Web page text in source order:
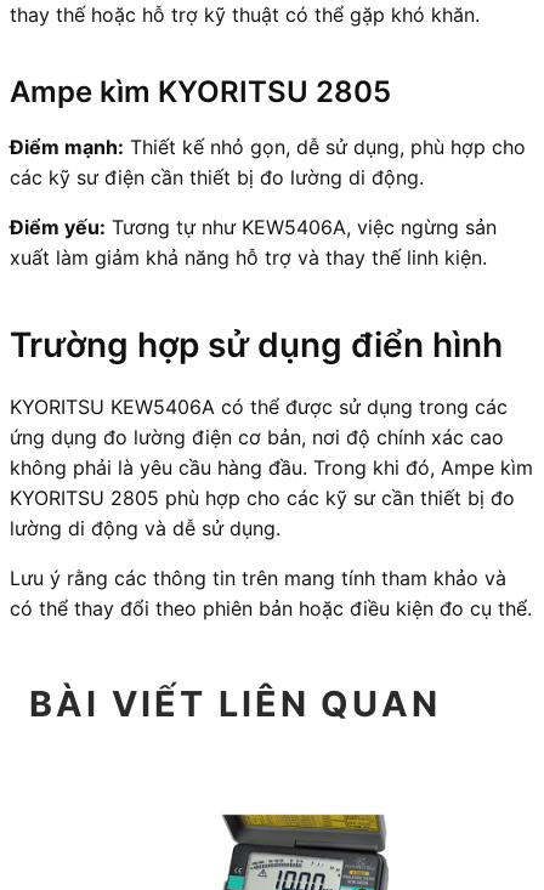
thay thế hoặc hỗ trợ kỹ thuật có thể gặp khó khăn.
Ampe kìm KYORITSU 2805
Điểm mạnh: Thiết kế nhỏ gọn, dễ sử dụng, phù hợp cho
các kỹ sư điện cần thiết bị đo lường di động.
Điểm yếu: Tương tự như KEW5406A, việc ngừng sản
xuất làm giảm khả năng hỗ trợ và thay thế linh kiện.
Trường hợp sử dụng điển hình
KYORITSU KEW5406A có thể được sử dụng trong các
ứng dụng đo lường điện cơ bản, nơi độ chính xác cao
không phải là yêu cầu hàng đầu. Trong khi đó, Ampe kìm
KYORITSU 2805 phù hợp cho các kỹ sư cần thiết bị đo
lường di động và dễ sử dụng.
Lưu ý rằng các thông tin trên mang tính tham khảo và
có thể thay đổi theo phiên bản hoặc điều kiện đo cụ thể.
BÀI VIẾT LIÊN QUAN